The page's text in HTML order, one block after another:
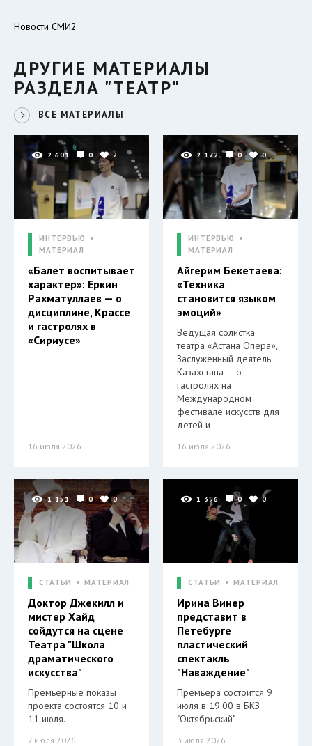
Новости СМИ2
ДРУГИЕ МАТЕРИАЛЫ
РАЗДЕЛА "ТЕАТР"
ВСЕ МАТЕРИАЛЫ
2 601 0 2
ИНТЕРВЬЮ
МАТЕРИАЛ
«Балет воспитывает
характер»: Еркин
Рахматуллаев — о
дисциплине, Крассе
и гастролях в
«Сириусе»
16 июля 2026
2 172 0 0
ИНТЕРВЬЮ
МАТЕРИАЛ
Айгерим Бекетаева:
«Техника
становится языком
эмоций»
Ведущая солистка
театра «Астана Опера»,
Заслуженный деятель
Казахстана — о
гастролях на
Международном
фестивале искусств для
детей и
16 июля 2026
1 151 0 0
СТАТЬИ МАТЕРИАЛ
Доктор Джекилл и
мистер Хайд
сойдутся на сцене
Театра "Школа
драматического
искусства"
Премьерные показы
проекта состоятся 10 и
11 июля.
7 июля 2026
1 396 0 0
СТАТЬИ МАТЕРИАЛ
Ирина Винер
представит в
Петебурге
пластический
спектакль
"Наваждение"
Премьера состоится 9
июля в 19.00 в БКЗ
"Октябрьский".
3 июля 2026